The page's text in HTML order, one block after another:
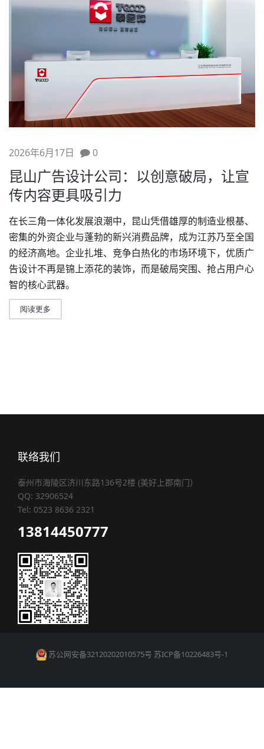
2026年6月17日 0
昆山广告设计公司：以创意破局，让宣
传内容更具吸引力
在长三角一体化发展浪潮中，昆山凭借雄厚的制造业根基、
密集的外资企业与蓬勃的新兴消费品牌，成为江苏乃至全国
的经济高地。企业扎堆、竞争白热化的市场环境下，优质广
告设计不再是锦上添花的装饰，而是破局突围、抢占用户心
智的核心武器。
阅读更多
联络我们
泰州市海陵区济川东路136号2楼 (美好上郡南门）
QQ: 32906524
Tel: 0523 8636 2321
13814450777
苏公网安备32120202010575号 苏ICP备10226483号-1